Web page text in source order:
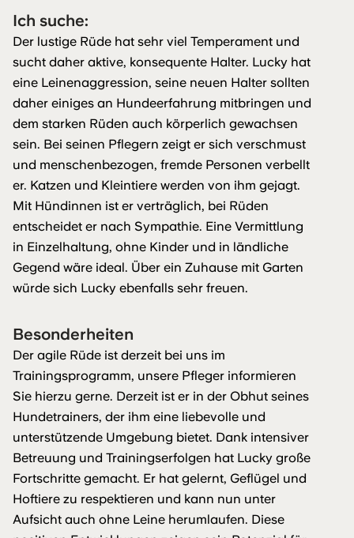
Ich suche:
Der lustige Rüde hat sehr viel Temperament und
sucht daher aktive, konsequente Halter. Lucky hat
eine Leinenaggression, seine neuen Halter sollten
daher einiges an Hundeerfahrung mitbringen und
dem starken Rüden auch körperlich gewachsen
sein. Bei seinen Pflegern zeigt er sich verschmust
und menschenbezogen, fremde Personen verbellt
er. Katzen und Kleintiere werden von ihm gejagt.
Mit Hündinnen ist er verträglich, bei Rüden
entscheidet er nach Sympathie. Eine Vermittlung
in Einzelhaltung, ohne Kinder und in ländliche
Gegend wäre ideal. Über ein Zuhause mit Garten
würde sich Lucky ebenfalls sehr freuen.
Besonderheiten
Der agile Rüde ist derzeit bei uns im
Trainingsprogramm, unsere Pfleger informieren
Sie hierzu gerne. Derzeit ist er in der Obhut seines
Hundetrainers, der ihm eine liebevolle und
unterstützende Umgebung bietet. Dank intensiver
Betreuung und Trainingserfolgen hat Lucky große
Fortschritte gemacht. Er hat gelernt, Geflügel und
Hoftiere zu respektieren und kann nun unter
Aufsicht auch ohne Leine herumlaufen. Diese